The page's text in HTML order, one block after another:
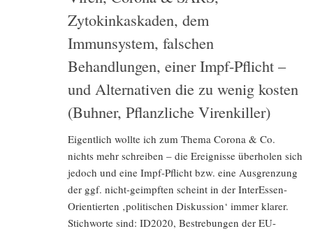
Zytokinkaskaden, dem
Immunsystem, falschen
Behandlungen, einer Impf-Pflicht –
und Alternativen die zu wenig kosten
(Buhner, Pflanzliche Virenkiller)
Eigentlich wollte ich zum Thema Corona & Co.
nichts mehr schreiben – die Ereignisse überholen sich
jedoch und eine Impf-Pflicht bzw. eine Ausgrenzung
der ggf. nicht-geimpften scheint in der InterEssen-
Orientierten ‚politischen Diskussion‘ immer klarer.
Stichworte sind: ID2020, Bestrebungen der EU-